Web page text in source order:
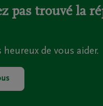
pas trouvé la
de vous aider.